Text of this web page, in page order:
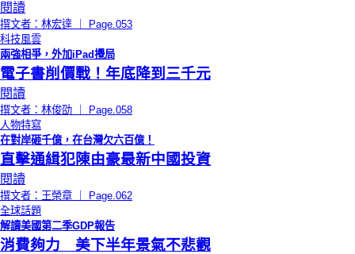
閱讀
撰文者：林宏達 ｜ Page.053
科技風雲
兩強相爭，外加iPad攪局
電子書削價戰！年底降到三千元
閱讀
撰文者：林俊劭 ｜ Page.058
人物特寫
在對岸砸千億，在台灣欠六百億！
直擊通緝犯陳由豪最新中國投資
閱讀
撰文者：王榮章 ｜ Page.062
全球話題
解讀美國第二季GDP報告
消費夠力 美下半年景氣不悲觀